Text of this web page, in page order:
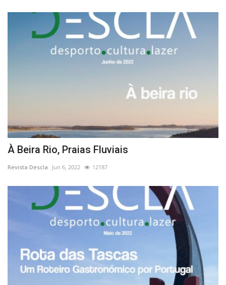
À Beira Rio, Praias Fluviais
Revista Descla Jun 6, 2022 12187